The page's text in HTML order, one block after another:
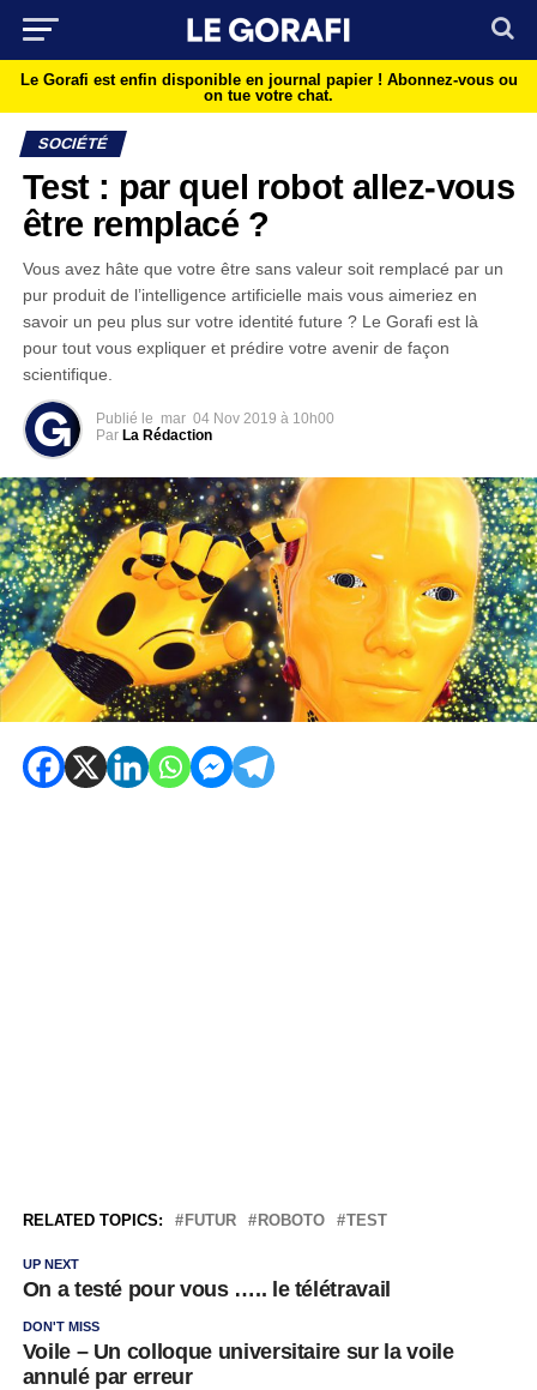
Le Gorafi est enfin disponible en journal papier ! Abonnez-vous ou
on tue votre chat.
SOCIÉTÉ
Test : par quel robot allez-vous
être remplacé ?
Vous avez hâte que votre être sans valeur soit remplacé par un
pur produit de l’intelligence artificielle mais vous aimeriez en
savoir un peu plus sur votre identité future ? Le Gorafi est là
pour tout vous expliquer et prédire votre avenir de façon
scientifique.
Publié le mar 04 Nov 2019 à 10h00
Par La Rédaction
RELATED TOPICS: FUTUR ROBOTO TEST
UP NEXT
On a testé pour vous ….. le télétravail
DON'T MISS
Voile – Un colloque universitaire sur la voile
annulé par erreur